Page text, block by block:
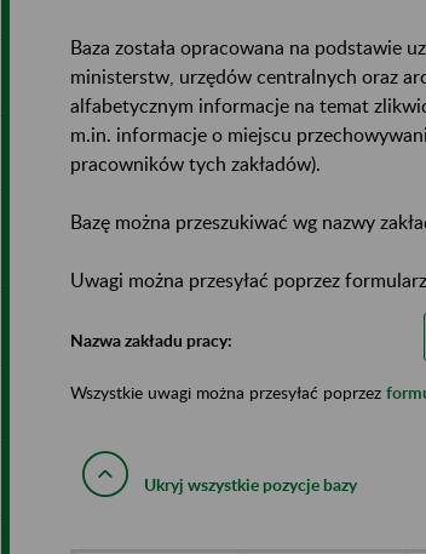
Baza została opracowana na podstawie
ministerstw, urzędów centralnych oraz
alfabetycznym informacje na temat
m.in. informacje o miejscu
pracowników tych zakładów).
Bazę można przeszukiwać wg nazwy
Uwagi można przesyłać poprzez
Nazwa zakładu pracy:
Wszystkie uwagi można przesyłać poprzez
Ukryj wszystkie pozycje bazy